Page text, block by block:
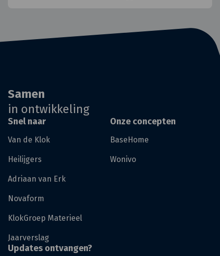
Samen
in ontwikkeling
Snel naar
Van de Klok
Heilijgers
Adriaan van Erk
Novaform
KlokGroep Materieel
Jaarverslag
Onze concepten
BaseHome
Wonivo
Updates ontvangen?